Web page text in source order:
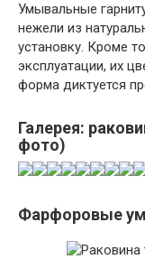
Умывальные
нежели из
установку. Кроме
эксплуатации, их
форма диктуется
Галерея:
фото)
Фарфоровые